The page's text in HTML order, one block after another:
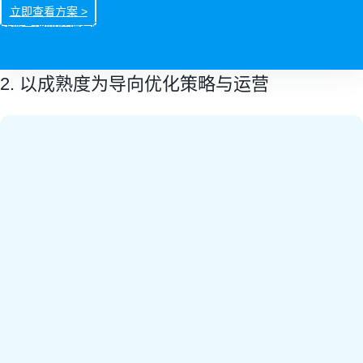
立即查看方案 >
65%品牌面临增长困难，下行周期品牌增长如何解困？VUCA常态下品牌
2. 以成熟度为导向优化策略与运营